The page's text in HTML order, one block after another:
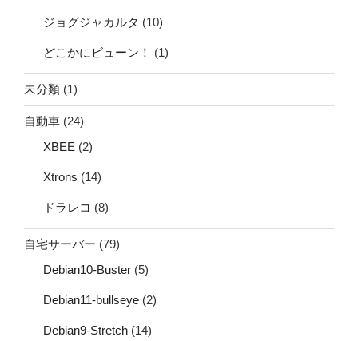
ジョグジャカルタ (10)
どこかにビューン！ (1)
未分類 (1)
自動車 (24)
XBEE (2)
Xtrons (14)
ドラレコ (8)
自宅サーバー (79)
Debian10-Buster (5)
Debian11-bullseye (2)
Debian9-Stretch (14)